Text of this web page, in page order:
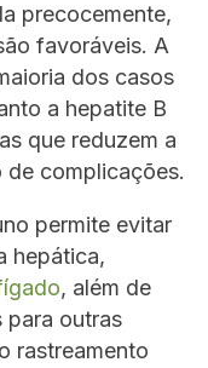
precocemente,
favoráveis. A
dos casos
a hepatite B
que reduzem a
complicações.
permite evitar
hepática,
, além de
para outras
rastreamento